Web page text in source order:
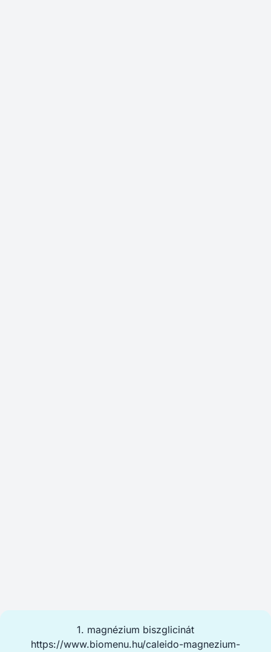
1. magnézium biszglicinát
https://www.biomenu.hu/caleido-magnezium-